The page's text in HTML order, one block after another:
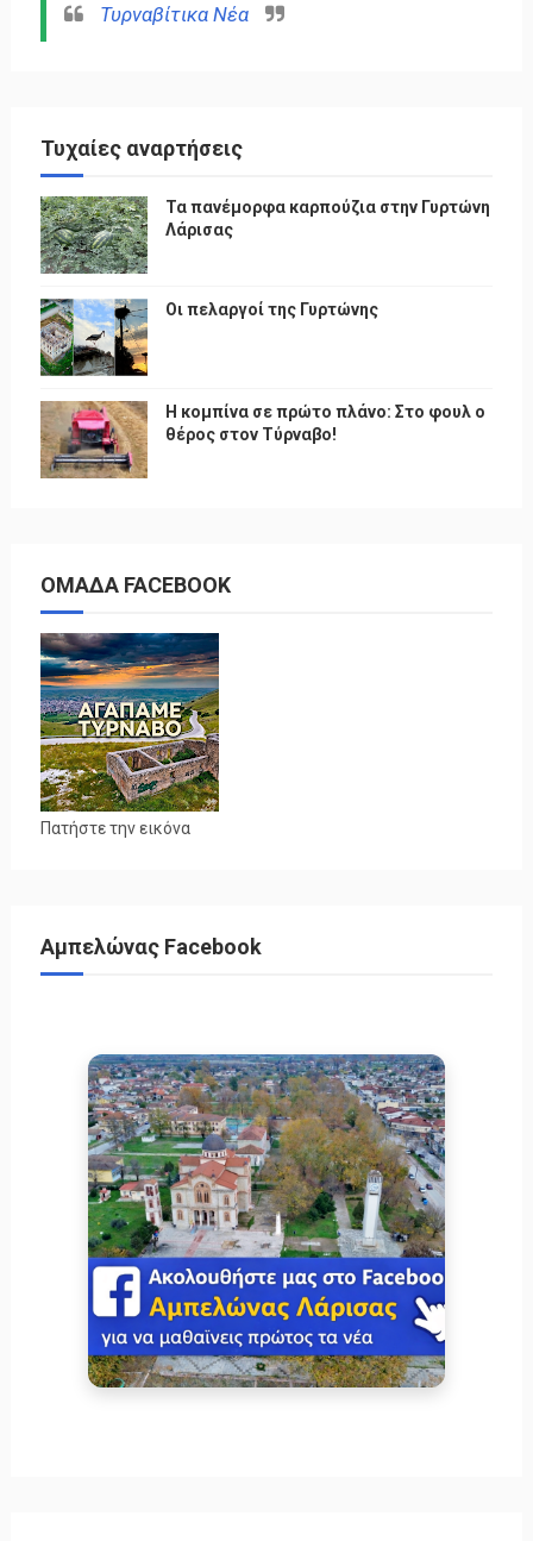
Τυρναβίτικα Νέα
Τυχαίες αναρτήσεις
Τα πανέμορφα καρπούζια στην Γυρτώνη
Λάρισας
Οι πελαργοί της Γυρτώνης
Η κομπίνα σε πρώτο πλάνο: Στο φουλ ο
θέρος στον Τύρναβο!
ΟΜΑΔΑ FACEBOOK
Πατήστε την εικόνα
Αμπελώνας Facebook